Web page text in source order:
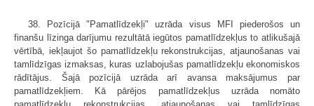
38. Pozīcijā "Pamatlīdzekļi" uzrāda visus MFI piederošos un
finanšu līzinga darījumu rezultātā iegūtos pamatlīdzekļus to atlikušajā
vērtībā, iekļaujot šo pamatlīdzekļu rekonstrukcijas, atjaunošanas vai
tamlīdzīgas izmaksas, kuras uzlabojušas pamatlīdzekļu ekonomiskos
rādītājus. Šajā pozīcijā uzrāda arī avansa maksājumus par
pamatlīdzekļiem. Kā pārējos pamatlīdzekļus uzrāda nomāto